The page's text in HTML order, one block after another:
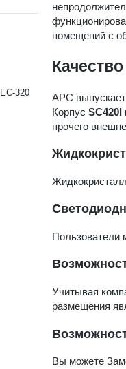
320
помещений с
APC
Корпус SC420I
прочего
Пользователи
Учитывая
размещения
Вы можете